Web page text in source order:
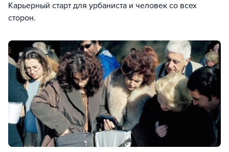
Карьерный старт для урбаниста и человек со всех
сторон.